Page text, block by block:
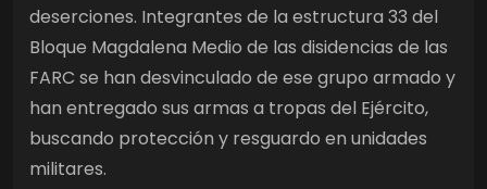
deserciones. Integrantes de la estructura 33 del
Bloque Magdalena Medio de las disidencias de las
FARC se han desvinculado de ese grupo armado y
han entregado sus armas a tropas del Ejército,
buscando protección y resguardo en unidades
militares.